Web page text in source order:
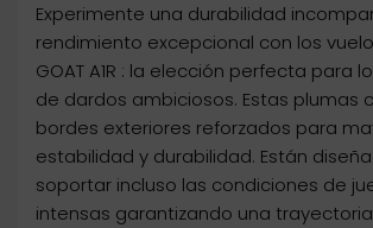
Experimente una durabilidad
rendimiento excepcional con los
GOAT A1R : la elección perfecta para
de dardos ambiciosos. Estas plumas
bordes exteriores reforzados para
estabilidad y durabilidad. Están
soportar incluso las condiciones de
intensas garantizando una trayectoria